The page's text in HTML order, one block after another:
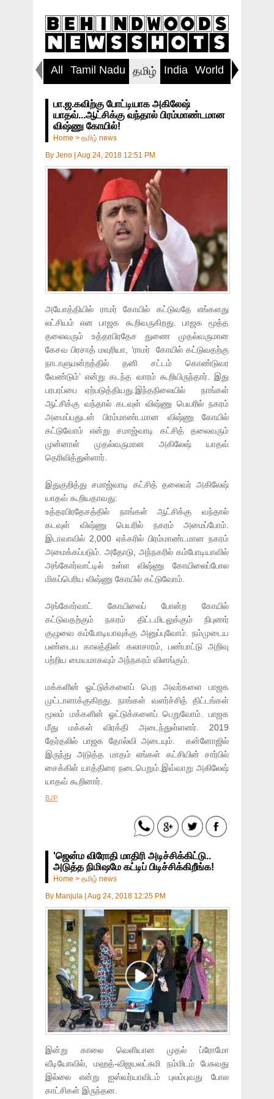
All Tamil Nadu தமிழ் India World
பா.ஜ.கவிற்கு போட்டியாக அகிலேஷ்
யாதவ்...ஆட்சிக்கு வந்தால் பிரம்மாண்டமான
விஷ்ணு கோயில்!
Home > தமிழ் news
By Jeno Aug 24, 2018 12:51 PM
அயோத்தியில் ராமர் கோயில் கட்டுவதே எங்களது
லட்சியம் என பாஜக கூறிவருகிறது. பாஜக மூத்த
தலைவரும் உத்தரபிரதேச துணை முதல்வருமான
கேசவ பிரசாத் மவுரியா, ‘ராமர் கோயில் கட்டுவதற்கு
நாடாளுமன்றத்தில் தனி சட்டம் கொண்டுவர
வேண்டும்’ என்று கடந்த வாரம் கூறியிருந்தார். இது
பரபரப்பை ஏற்படுத்தியது.இந்தநிலையில் நாங்கள்
ஆட்சிக்கு வந்தால் கடவுள் விஷ்ணு பெயரில் நகரம்
அமைப்பதுடன் பிரம்மாண்டமான விஷ்ணு கோயில்
கட்டுவோம் என்று சமாஜ்வாடி கட்சித் தலைவரும்
முன்னாள் முதல்வருமான அகிலேஷ் யாதவ்
தெரிவித்துள்ளார்.
இதுகுறித்து சமாஜ்வாடி கட்சித் தலைவர் அகிலேஷ்
யாதவ் கூறியதாவது:
உத்தரபிரதேசத்தில் நாங்கள் ஆட்சிக்கு வந்தால்
கடவுள் விஷ்ணு பெயரில் நகரம் அமைப்போம்.
இடாவாவில் 2,000 ஏக்கரில் பிரம்மாண்டமான நகரம்
அமைக்கப்படும். அதோடு, அந்நகரில் கம்போடியாவில்
அங்கோர்வாட்டில் உள்ள விஷ்ணு கோயிலைப்போல
மிகப்பெரிய விஷ்ணு கோயில் கட்டுவோம்.
அங்கோர்வாட் கோயிலைப் போன்ற கோயில்
கட்டுவதற்கும் நகரம் திட்டமிடலுக்கும் நிபுணர்
குழுவை கம்போடியாவுக்கு அனுப்புவோம். நம்முடைய
பண்டைய காலத்தின் கலாசாரம், பண்பாட்டு அறிவு
பற்றிய மையமாகவும் அந்நகரம் விளங்கும்.
மக்களின் ஓட்டுக்களைப் பெற அவர்களை பாஜக
முட்டாளாக்குகிறது. நாங்கள் வளர்ச்சித் திட்டங்கள்
மூலம் மக்களின் ஓட்டுக்களைப் பெறுவோம். பாஜக
மீது மக்கள் விரக்தி அடைந்துள்ளனர். 2019
தேர்தலில் பாஜக தோல்வி அடையும். கன்னோஜில்
இருந்து அடுத்த மாதம் எங்கள் கட்சியின் சார்பில்
சைக்கிள் யாத்திரை நடைபெறும்.இவ்வாறு அகிலேஷ்
யாதவ் கூறினார்.
BJP
'ஜென்ம விரோதி மாதிரி அடிச்சிக்கிட்டு..
அடுத்த நிமிஷமே கட்டிப் பிடிச்சிக்கிறீங்க!
Home > தமிழ் news
By Manjula Aug 24, 2018 12:25 PM
இன்று காலை வெளியான முதல் ப்ரோமோ
வீடியோவில், மஹத்-விஜயலட்சுமி நம்மிடம் பேசுவது
இல்லை என்று ஐஸ்வர்யாவிடம் புலம்புவது போல
காட்சிகள் இருந்தன.